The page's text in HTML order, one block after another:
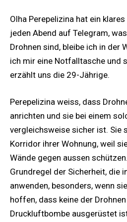
Olha Perepelizina hat ein
jeden Abend auf Telegram,
Drohnen sind, bleibe ich in der
ich mir eine Notfalltasche und
erzählt uns die 29-Jährige.
Perepelizina weiss, dass
anrichten und sie bei einem
vergleichsweise sicher ist. Sie
Korridor ihrer Wohnung, weil
Wände gegen aussen
Grundregel der Sicherheit, die
anwenden, besonders, wenn
hoffen, dass keine der
Druckluftbombe ausgerüstet